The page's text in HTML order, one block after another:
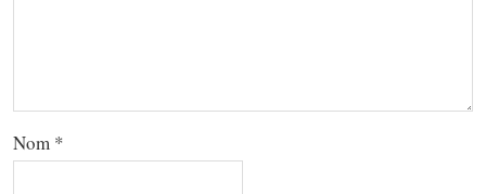
Nom *